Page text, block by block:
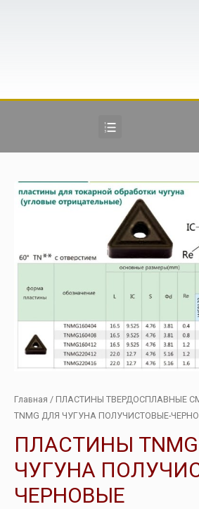
Главная / ПЛАСТИНЫ ТВЕРДОСПЛАВНЫЕ
TNMG ДЛЯ ЧУГУНА ПОЛУЧИСТОВЫЕ-
ПЛАСТИНЫ
ЧУГУНА
ЧЕРНОВЫЕ